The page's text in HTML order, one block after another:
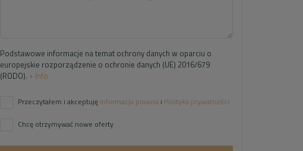
Podstawowe informacje na temat ochrony danych w oparciu o
europejskie rozporządzenie o ochronie danych (UE) 2016/679
(RODO). + Info
Przeczytałem i akceptuję Informacja prawna i Polityka prywatności
Chcę otrzymywać nowe oferty